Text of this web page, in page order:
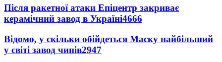
Після ракетної атаки Епіцентр закриває
керамічний завод в Україні4666
Відомо, у скільки обійдеться Маску найбільший
у світі завод чипів2947